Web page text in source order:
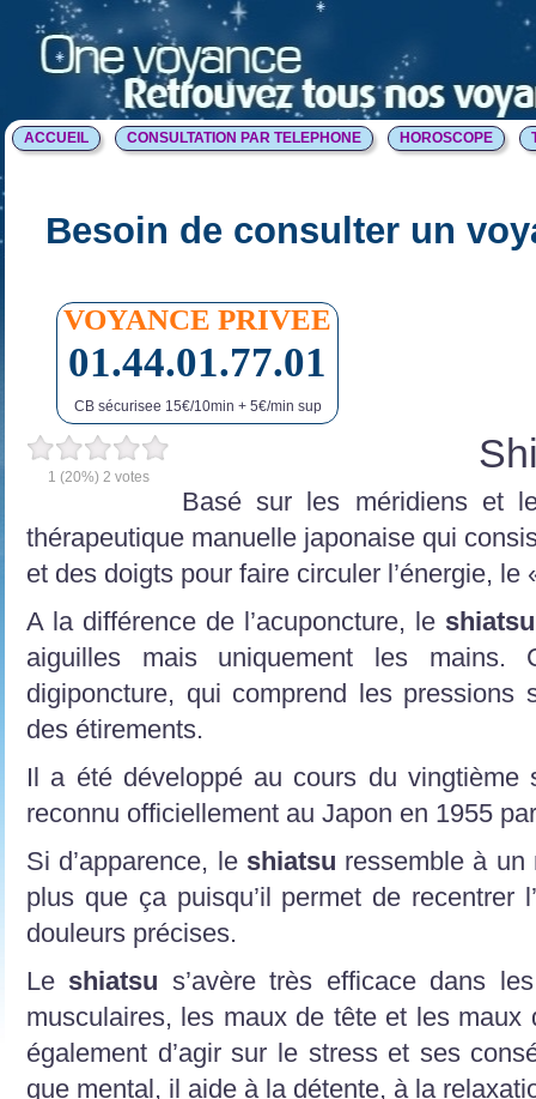
ACCUEIL CONSULTATION PAR TELEPHONE HOROSCOPE
Besoin de consulter un
VOYANCE PRIVEE
01.44.01.77.01
CB sécurisee 15€/10min + 5€/min sup
1 (20%) 2 votes
Basé sur les méridiens et
thérapeutique manuelle japonaise qui
et des doigts pour faire circuler l’énergie,
A la différence de l’acuponcture, le
aiguilles mais uniquement les mains.
digiponcture, qui comprend les
des étirements.
Il a été développé au cours du vingtième
reconnu officiellement au Japon en 1955
Si d’apparence, le shiatsu ressemble à un
plus que ça puisqu’il permet de recentrer
douleurs précises.
Le shiatsu s’avère très efficace dans
musculaires, les maux de tête et les
également d’agir sur le stress et ses
que mental, il aide à la détente, à la